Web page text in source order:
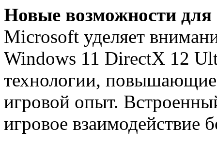
Новые возможности для
Microsoft уделяет
Windows 11 DirectX 12
технологии,
игровой опыт.
игровое взаимодействие